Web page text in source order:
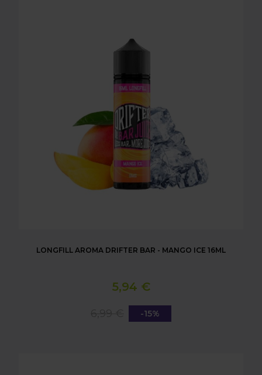
LONGFILL AROMA DRIFTER BAR - MANGO ICE 16ML
5,94 €
-15%